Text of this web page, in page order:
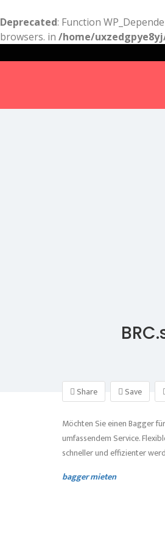
Deprecated: Function
browsers. in /home/
Share Save
Möchten Sie einen Bagger
umfassendem Service.
schneller und effizienter
bagger mieten